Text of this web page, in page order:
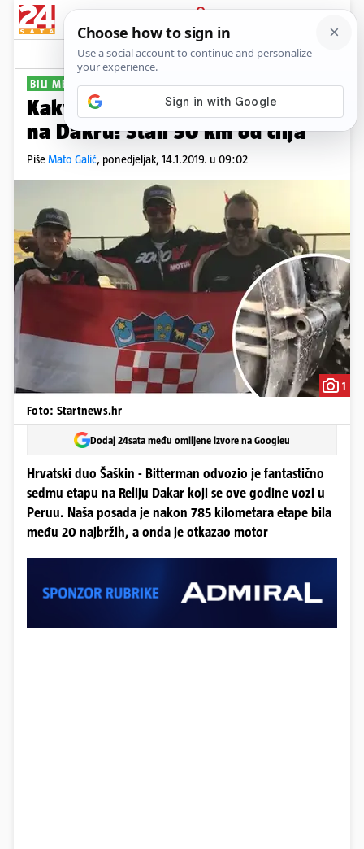
PRIJAVA
Sport Komentari
BILI MEĐU 20 NAJBRŽIH
Kakva drama hrvatske posade
na Dakru! Stali 50 km od cilja
PišeMato Galić, ponedjeljak, 14.1.2019. u 09:02
1
Foto: Startnews.hr
Dodaj 24sata među omiljene izvore na Googleu
Hrvatski duo Šaškin - Bitterman odvozio je fantastično
sedmu etapu na Reliju Dakar koji se ove godine vozi u
Peruu. Naša posada je nakon 785 kilometara etape bila
među 20 najbržih, a onda je otkazao motor